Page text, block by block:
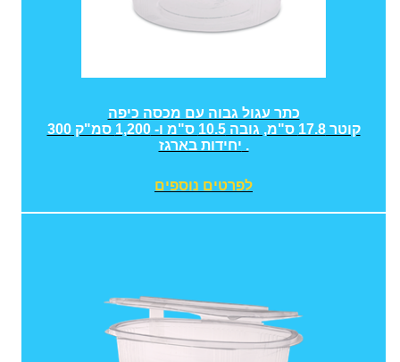
כתר עגול גבוה עם מכסה כיפה
קוטר 17.8 ס"מ, גובה 10.5 ס"מ ו- 1,200 סמ"ק 300
יחידות בארגז .
לפרטים נוספים